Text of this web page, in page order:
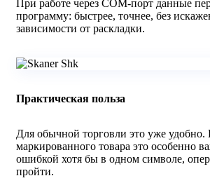
При работе через COM‑порт данные
программу: быстрее, точнее, без
зависимости от раскладки.
Практическая польза
Для обычной торговли это уже удобно.
маркированного товара это особенно
ошибкой хотя бы в одном символе,
пройти.